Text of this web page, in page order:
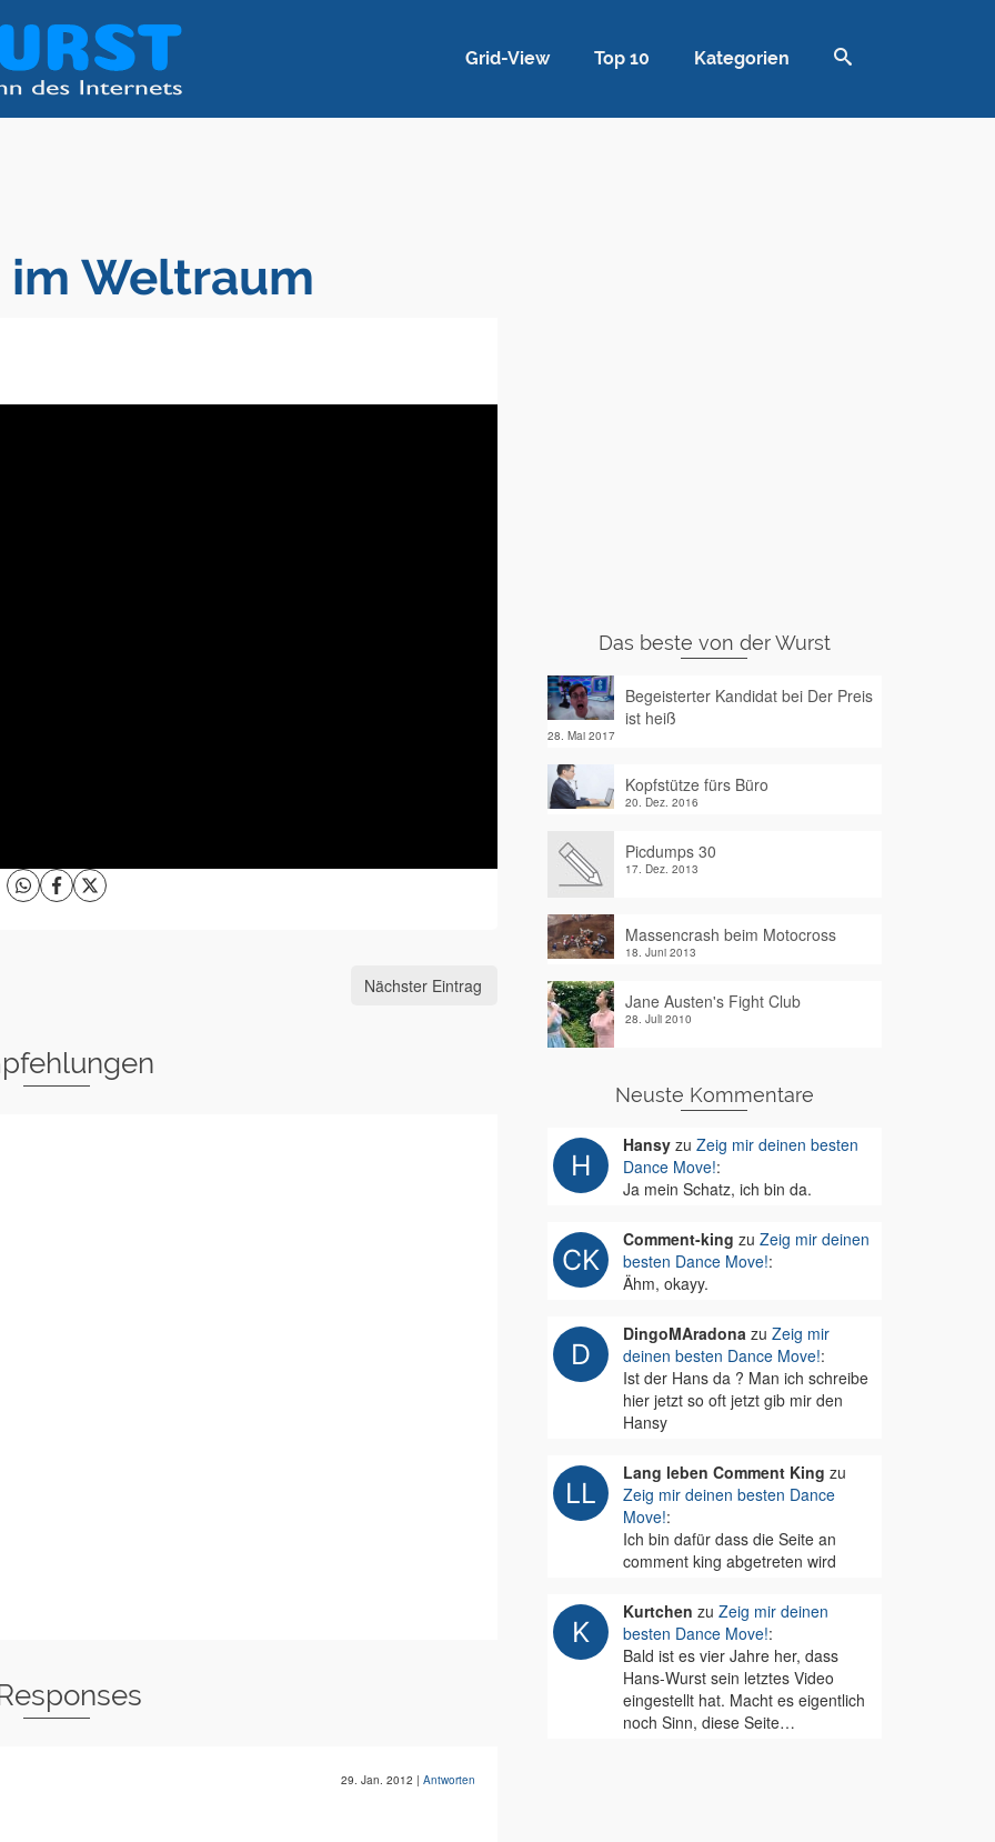
Grid-View Top 10 Kategorien
Weltraum
Nächster Eintrag
29. Jan. 2012 | Antworten
Das beste von der Wurst
Begeisterter Kandidat bei Der Preis
ist heiß
28. Mai 2017
Kopfstütze fürs Büro
20. Dez. 2016
Picdumps 30
17. Dez. 2013
Massencrash beim Motocross
18. Juni 2013
Jane Austen's Fight Club
28. Juli 2010
Neuste Kommentare
Hansyzu Zeig mir deinen besten
Dance Move!:
Ja mein Schatz, ich bin da.
Comment-king zu Zeig mir deinen
besten Dance Move!:
Ähm, okayy.
DingoMAradonazu Zeig mir
deinen besten Dance Move!:
Ist der Hans da ? Man ich schreibe
hier jetzt so oft jetzt gib mir den
Hansy
Lang leben Comment King zu
Zeig mir deinen besten Dance
Move!:
Ich bin dafür dass die Seite an
comment king abgetreten wird
Kurtchen zu Zeig mir deinen
besten Dance Move!:
Bald ist es vier Jahre her, dass
Hans-Wurst sein letztes Video
eingestellt hat. Macht es eigentlich
noch Sinn, diese Seite…